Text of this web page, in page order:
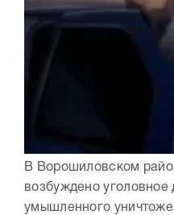
В Ворошиловском
возбуждено уголовное
умышленного